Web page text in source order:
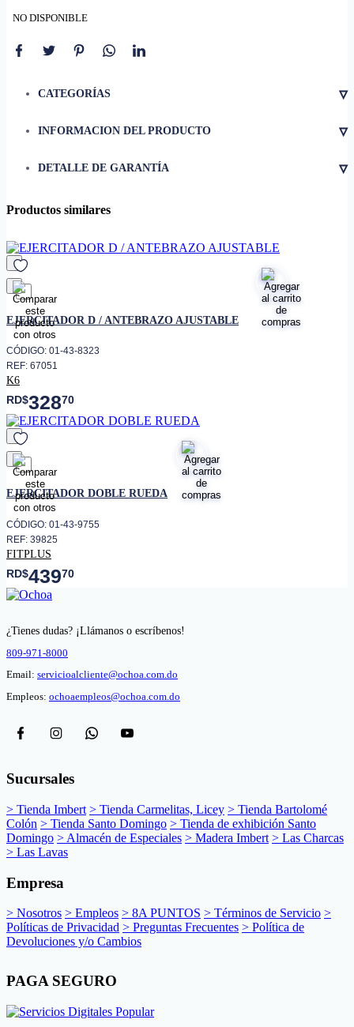
NO DISPONIBLE
CATEGORÍAS ▿
INFORMACION DEL PRODUCTO ▿
• Cuenta con mangos
• EVA
DETALLE DE GARANTÍA ▿
Productos similares
favorito
EJERCITADOR D / ANTEBRAZO AJUSTABLE
CÓDIGO: 01-43-8323
REF: 67051
K6
RD$32870
favorito
EJERCITADOR DOBLE RUEDA
CÓDIGO: 01-43-9755
REF: 39825
FITPLUS
RD$43970
¿Tienes dudas? ¡Llámanos o escríbenos!
809-971-8000
Email: servicioalcliente@ochoa.com.do
Empleos: ochoaempleos@ochoa.com.do
Sucursales
> Tienda Imbert > Tienda Carmelitas, Licey > Tienda Bartolomé
Colón > Tienda Santo Domingo > Tienda de exhibición Santo
Domingo > Almacén de Especiales > Madera Imbert > Las Charcas
> Las Lavas
Empresa
> Nosotros > Empleos > 8A PUNTOS > Términos de Servicio >
Políticas de Privacidad > Preguntas Frecuentes > Política de
Devoluciones y/o Cambios
PAGA SEGURO